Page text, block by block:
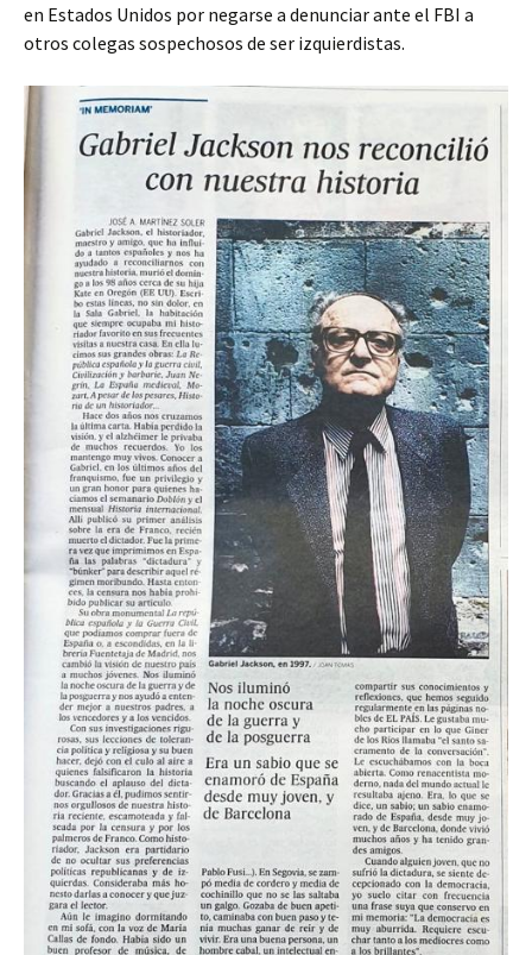
en Estados Unidos por negarse a denunciar ante el FBI a
otros colegas sospechosos de ser izquierdistas.